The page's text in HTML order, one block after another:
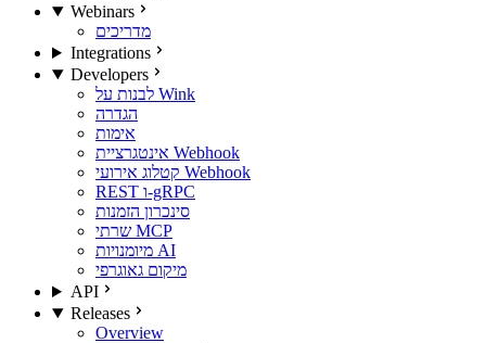
Webinars
מדריכים
Integrations
Developers
לבנות על Wink
הגדרה
אימות
אינטגרציית Webhook
קטלוג אירועי Webhook
REST ו-gRPC
סינכרון הזמנות
שרתי MCP
מיומנויות AI
מיקום גאוגרפי
API
Releases
Overview